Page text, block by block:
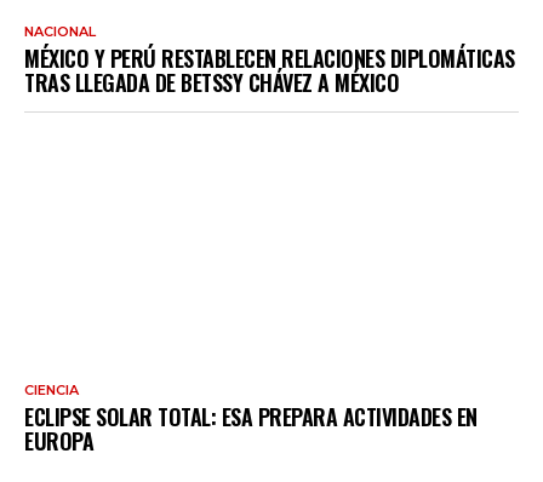
NACIONAL
MÉXICO Y PERÚ RESTABLECEN RELACIONES DIPLOMÁTICAS
TRAS LLEGADA DE BETSSY CHÁVEZ A MÉXICO
CIENCIA
ECLIPSE SOLAR TOTAL: ESA PREPARA ACTIVIDADES EN
EUROPA